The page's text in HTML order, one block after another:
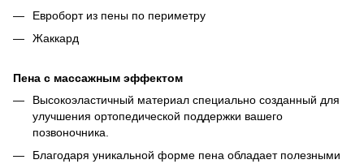
Евроборт из пены по периметру
Жаккард
Пена с массажным эффектом
Высокоэластичный материал специально созданный для
улучшения ортопедической поддержки вашего
позвоночника.
Благодаря уникальной форме пена обладает полезными